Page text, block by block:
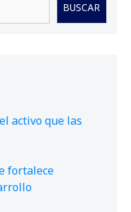
BUSCAR
activo que las
fortalece